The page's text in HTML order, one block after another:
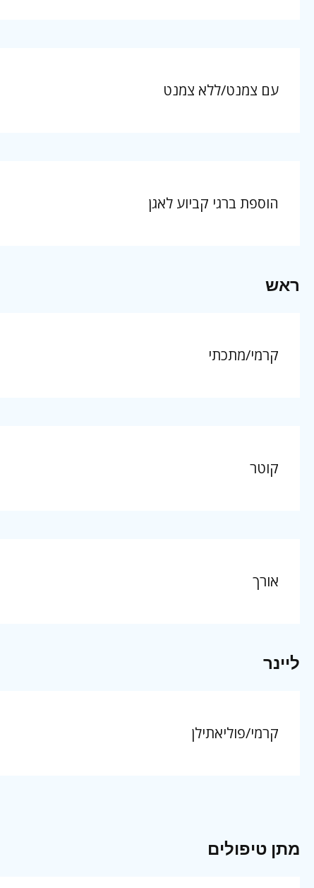
עם צמנט/ללא צמנט
הוספת ברגי קביוע לאגן
ראש
קרמי/מתכתי
קוטר
אורך
ליינר
קרמי/פוליאתילן
מתן טיפולים